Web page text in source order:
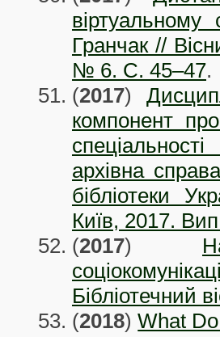
Гранчак //
№ 6. C. 45–47.
(2017)
компонент
архівна
бібліотеки
Київ, 2017.
(2017)
Бібліотечний
(2018)What